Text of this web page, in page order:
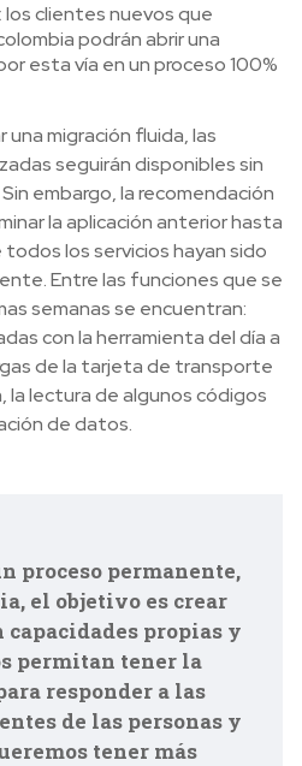
los clientes nuevos que
podrán abrir una
esta vía en un proceso 100%
una migración fluida, las
seguirán disponibles sin
embargo, la recomendación
la aplicación anterior hasta
los servicios hayan sido
Entre las funciones que se
semanas se encuentran:
con la herramienta del día a
de la tarjeta de transporte
la lectura de algunos códigos
de datos.
proceso permanente,
el objetivo es crear
capacidades propias y
permitan tener la
responder a las
de las personas y
tener más